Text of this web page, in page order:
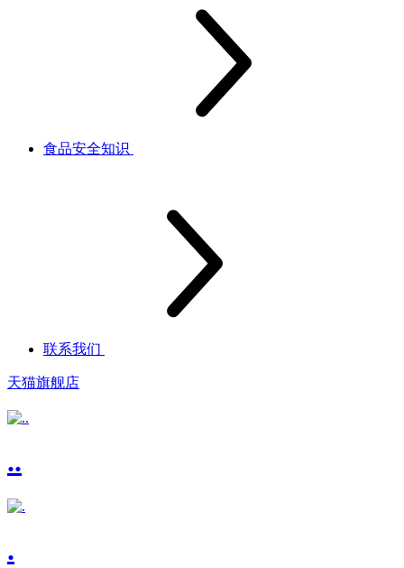
食品安全知识
联系我们
天猫旗舰店
..
.